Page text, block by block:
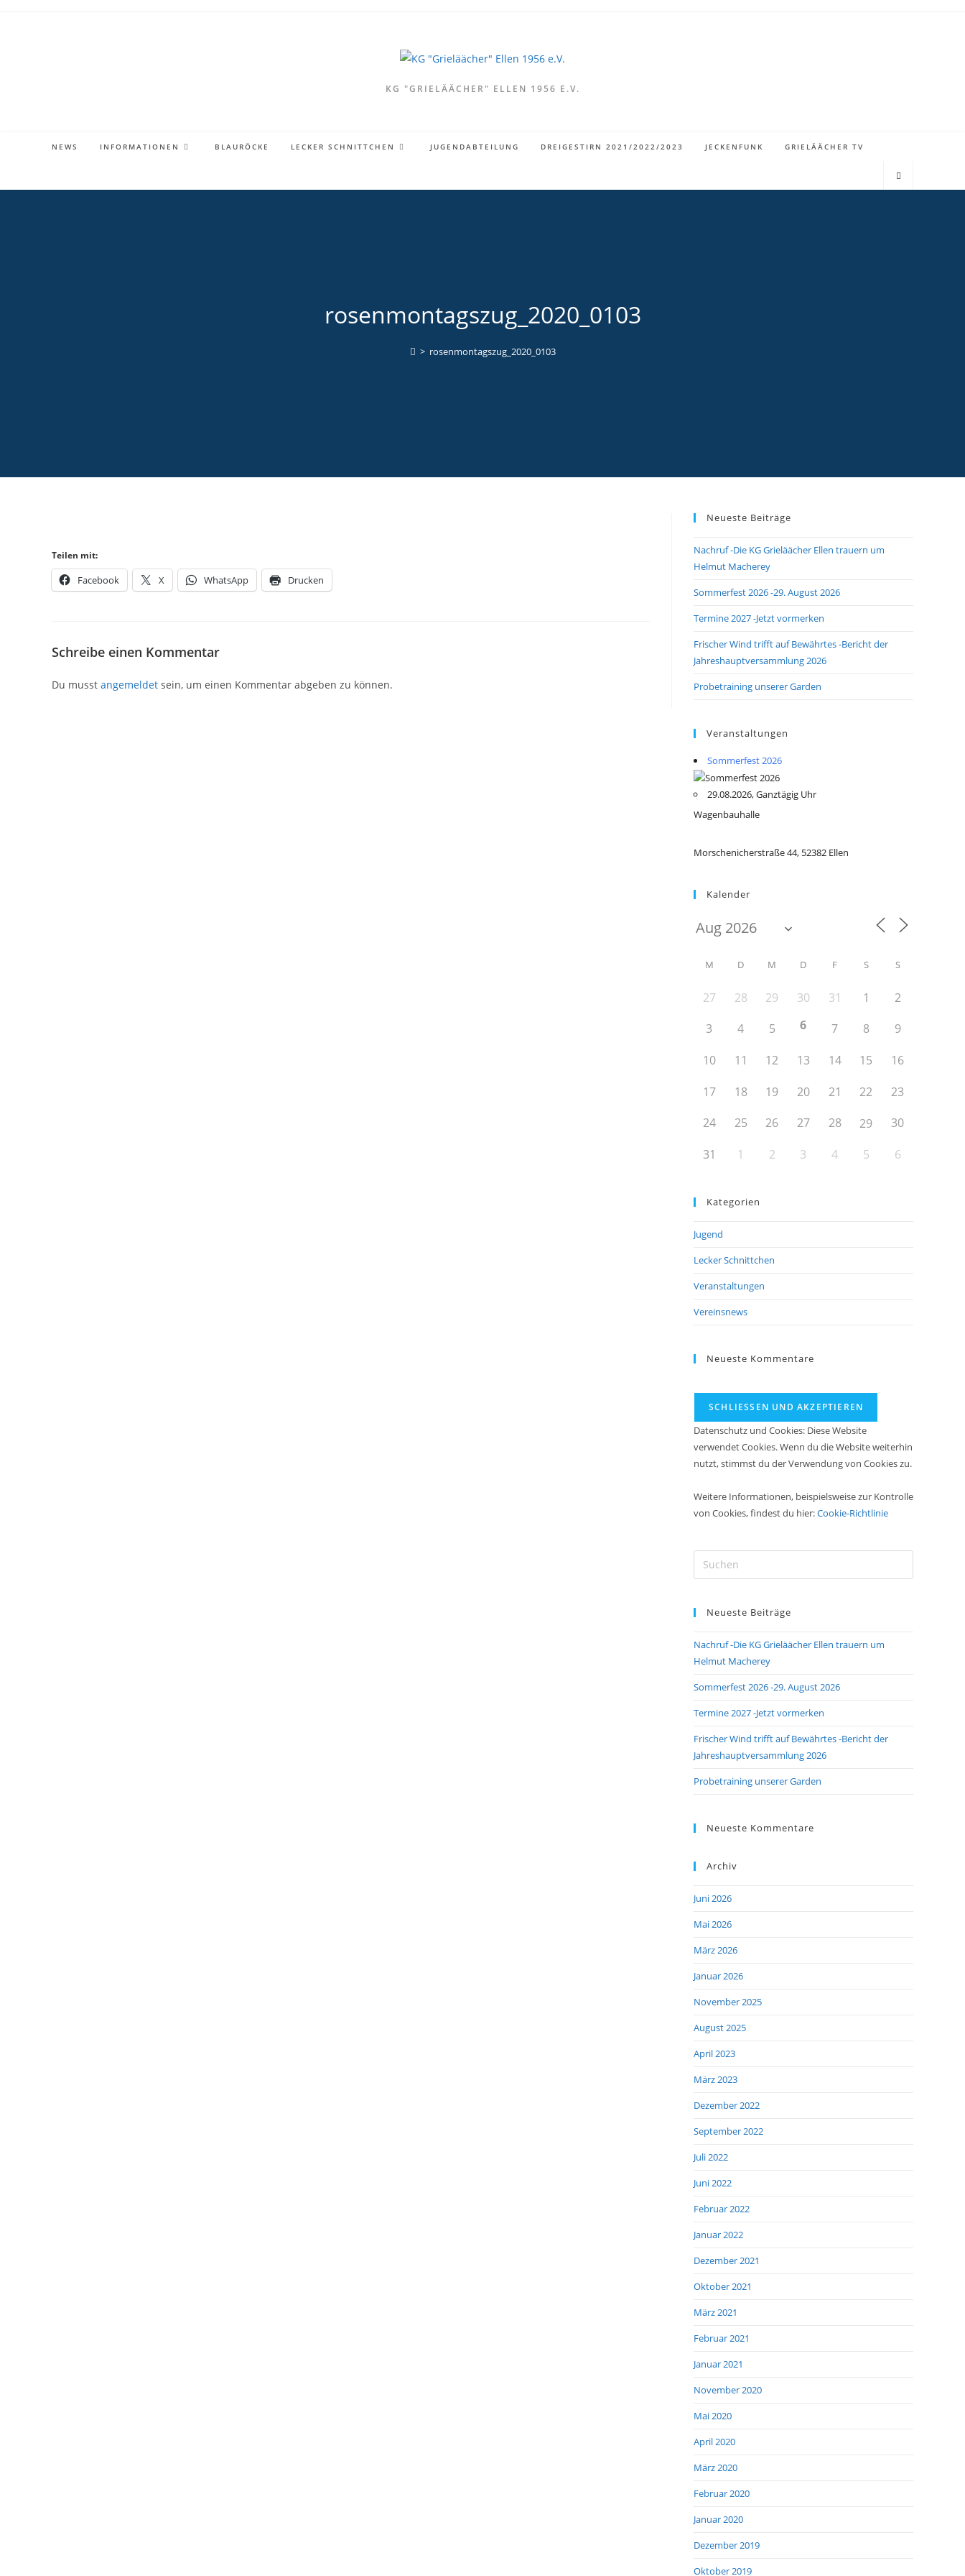
KG "GRIELÄÄCHER" ELLEN 1956 E.V.
NEWS INFORMATIONEN BLAURÖCKE LECKER SCHNITTCHEN JUGENDABTEILUNG DREIGESTIRN 2021/2022/2023 JECKENFUNK GRIELÄÄCHER TV
rosenmontagszug_2020_0103
> rosenmontagszug_2020_0103
Teilen mit:
Facebook X WhatsApp Drucken
Schreibe einen Kommentar
Du musst angemeldet sein, um einen Kommentar abgeben zu können.
Neueste Beiträge
Nachruf -Die KG Grieläächer Ellen trauern um
Helmut Macherey
Sommerfest 2026 -29. August 2026
Termine 2027 -Jetzt vormerken
Frischer Wind trifft auf Bewährtes -Bericht der
Jahreshauptversammlung 2026
Probetraining unserer Garden
Veranstaltungen
Sommerfest 2026
29.08.2026, Ganztägig Uhr
Wagenbauhalle
Morschenicherstraße 44, 52382 Ellen
Kalender
M D M D F S S
27 28 29 30 31 1
2
3
4 5 6 7 8
9
10
11 12 13 14 15
16
17
18 19 20 21 22
23
24
25 26 27 28 29
30
31
1 2 3 4 5 6
Kategorien
Jugend
Lecker Schnittchen
Veranstaltungen
Vereinsnews
Neueste Kommentare
Datenschutz und Cookies: Diese Website
verwendet Cookies. Wenn du die Website weiterhin
nutzt, stimmst du der Verwendung von Cookies zu.
Weitere Informationen, beispielsweise zur Kontrolle
von Cookies, findest du hier:Cookie-Richtlinie
Escape
Neueste Beiträge
Nachruf -Die KG Grieläächer Ellen trauern um
Helmut Macherey
Sommerfest 2026 -29. August 2026
Termine 2027 -Jetzt vormerken
Frischer Wind trifft auf Bewährtes -Bericht der
Jahreshauptversammlung 2026
Probetraining unserer Garden
Neueste Kommentare
Archiv
Juni 2026
Mai 2026
März 2026
Januar 2026
November 2025
August 2025
April 2023
März 2023
Dezember 2022
September 2022
Juli 2022
Juni 2022
Februar 2022
Januar 2022
Dezember 2021
Oktober 2021
März 2021
Februar 2021
Januar 2021
November 2020
Mai 2020
April 2020
März 2020
Februar 2020
Januar 2020
Dezember 2019
Oktober 2019